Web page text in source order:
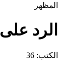
المظهر
الرد
الكتب: 36